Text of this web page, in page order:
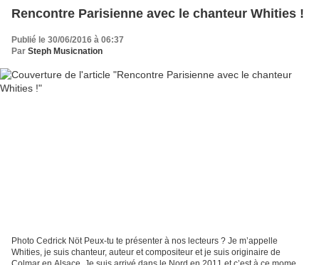
Rencontre Parisienne avec le chanteur Whities !
Publié le 30/06/2016 à 06:37
Par Steph Musicnation
Photo Cedrick Nöt Peux-tu te présenter à nos lecteurs ? Je m’appelle
Whities, je suis chanteur, auteur et compositeur et je suis originaire de